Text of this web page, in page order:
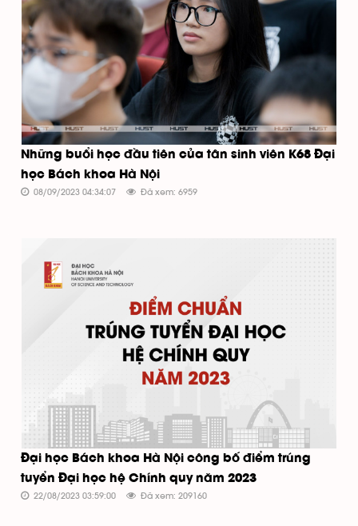
Những buổi học đầu tiên của tân sinh viên K68 Đại
học Bách khoa Hà Nội
08/09/2023 04:34:07 Đã xem: 6959
Đại học Bách khoa Hà Nội công bố điểm trúng
tuyển Đại học hệ Chính quy năm 2023
22/08/2023 03:59:00 Đã xem: 209160